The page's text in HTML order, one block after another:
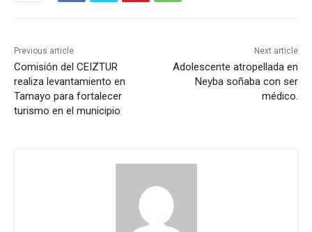
Previous article
Comisión del CEIZTUR
realiza levantamiento en
Tamayo para fortalecer
turismo en el municipio
Next article
Adolescente atropellada en
Neyba soñaba con ser
médico.